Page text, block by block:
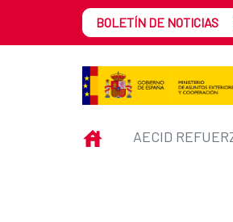
Saltar al contenido principal
AECID refuerza el
BOLETÍN DE NOTICIAS
INICIO